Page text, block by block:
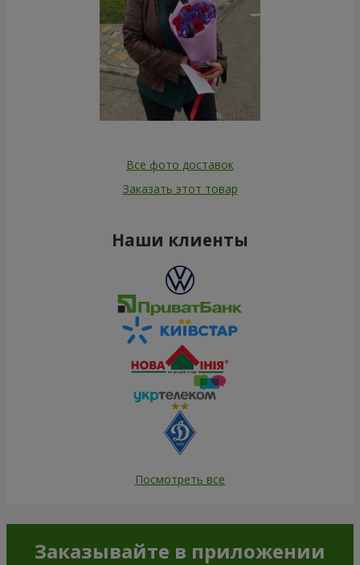
Все фото доставок
Заказать этот товар
Наши клиенты
Посмотреть все
Заказывайте в приложении